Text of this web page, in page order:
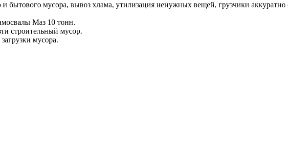
бытового мусора, вывоз хлама, утилизация ненужных вещей, грузчики аккуратно
Маз 10 тонн.
строительный мусор.
мусора.